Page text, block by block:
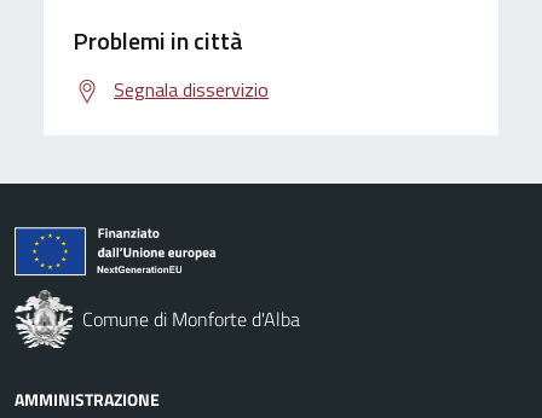
Problemi in città
Segnala disservizio
Comune di Monforte d'Alba
AMMINISTRAZIONE